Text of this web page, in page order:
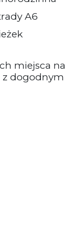
A6
miejsca na
z dogodnym